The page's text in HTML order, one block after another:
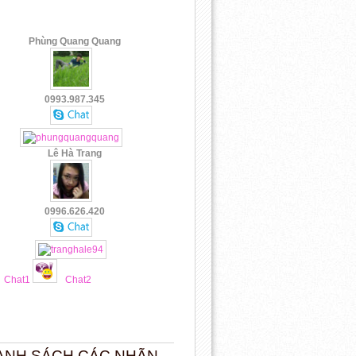
Phùng Quang Quang
0993.987.345
Lê Hà Trang
0996.626.420
Chat1 Chat2